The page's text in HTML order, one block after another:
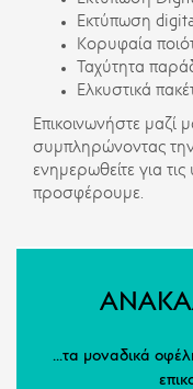
Εκτύπωση
Κορυφαία
Ταχύτητα
Ελκυστικά
Επικοινωνήστε
συμπληρώνοντας
ενημερωθείτε για
προσφέρουμε.
...τα μοναδικά